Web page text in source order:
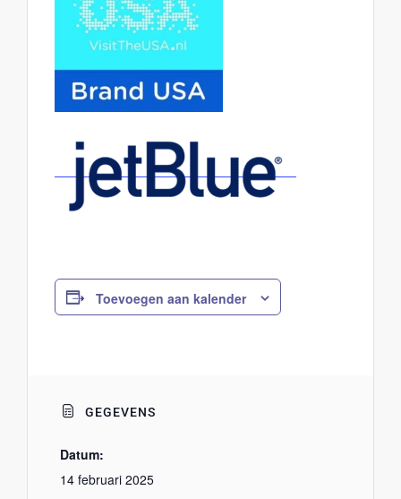
Toevoegen aan kalender
GEGEVENS
Datum:
14 februari 2025